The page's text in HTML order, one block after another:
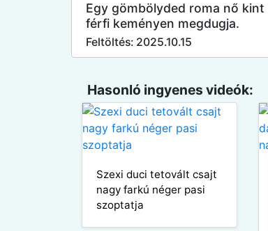
Egy gömbölyded roma nő
férfi keményen megdugja.
Feltöltés: 2025.10.15
Hasonló ingyenes videók:
Szexi duci tetovált csajt
nagy farkú néger pasi
szoptatja